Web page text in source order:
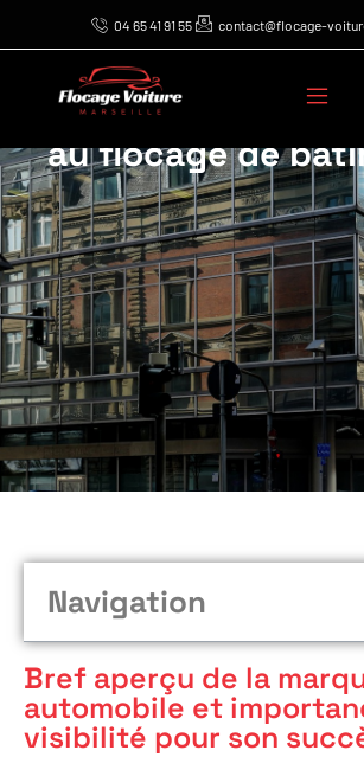
04 65 41 91 55 contact@flocage-
Améliorez la
votre marque auto
au flocage de
Navigation
Bref aperçu de la
automobile et
visibilité pour son